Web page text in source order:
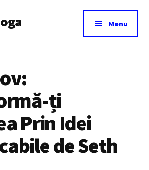
Menu
ți
Prin Idei
de Seth